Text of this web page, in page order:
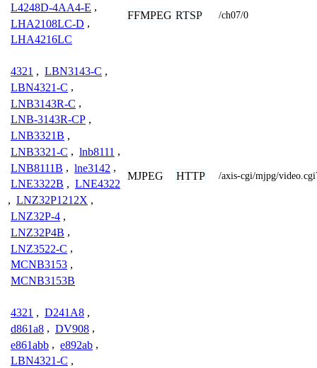
L4248D-4AA4-E ,
LHA2108LC-D ,
LHA4216LC
FFMPEG RTSP /ch07/0
4321 , LBN3143-C ,
LBN4321-C ,
LNB3143R-C ,
LNB-3143R-CP ,
LNB3321B ,
LNB3321-C , lnb8111 ,
LNB8111B , lne3142 ,
LNE3322B , LNE4322
, LNZ32P1212X ,
LNZ32P-4 ,
LNZ32P4B ,
LNZ3522-C ,
MCNB3153 ,
MCNB3153B
MJPEG HTTP /axis-cgi/mjpg/
4321 , D241A8 ,
d861a8 , DV908 ,
e861abb , e892ab ,
LBN4321-C ,